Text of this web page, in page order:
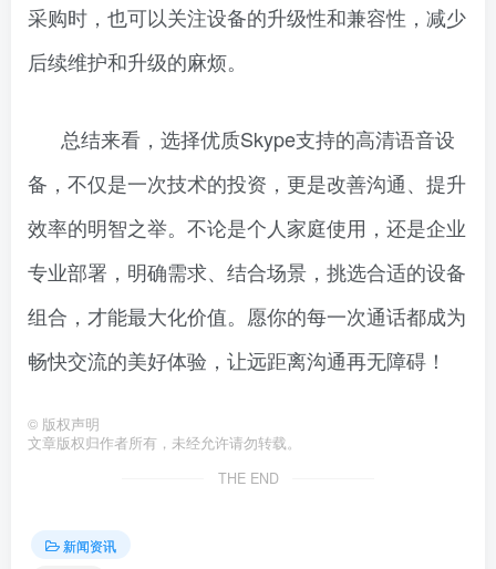
采购时，也可以关注设备的升级性和兼容性，减少
后续维护和升级的麻烦。
总结来看，选择优质Skype支持的高清语音设
备，不仅是一次技术的投资，更是改善沟通、提升
效率的明智之举。不论是个人家庭使用，还是企业
专业部署，明确需求、结合场景，挑选合适的设备
组合，才能最大化价值。愿你的每一次通话都成为
畅快交流的美好体验，让远距离沟通再无障碍！
© 版权声明
文章版权归作者所有，未经允许请勿转载。
THE END
新闻资讯